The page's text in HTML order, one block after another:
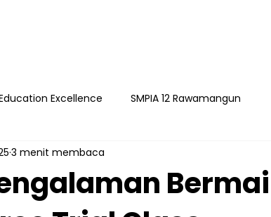
Excellence SMPIA 12 Rawamangun
YAPI Playgroup Sakinah
3 menit membaca